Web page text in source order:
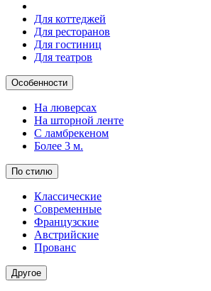
Для коттеджей
Для ресторанов
Для гостиниц
Для театров
Особенности
На люверсах
На шторной ленте
С ламбрекеном
Более 3 м.
По стилю
Классические
Современные
Французские
Австрийские
Прованс
Другое